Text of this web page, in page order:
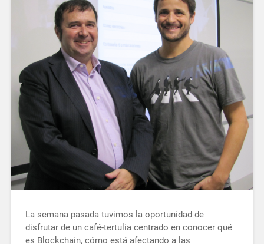
La semana pasada tuvimos la oportunidad de
disfrutar de un café-tertulia centrado en conocer qué
es Blockchain, cómo está afectando a las